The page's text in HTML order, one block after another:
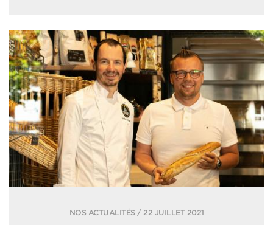
NOS ACTUALITÉS / 22 JUILLET 2021